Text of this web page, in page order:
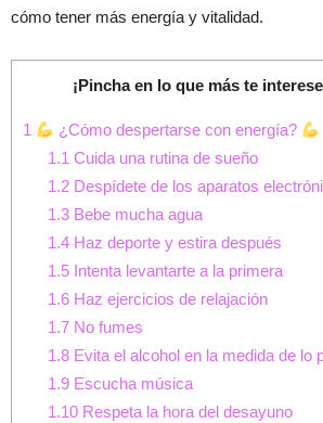
cómo tener más energía y vitalidad.
¡Pincha en lo que más te
1
¿Cómo despertarse con energía?
1.1 Cuida una rutina de sueño
1.2Despídete de los aparatos
1.3Bebe mucha agua
1.4Haz deporte y estira después
1.5Intenta levantarte a la primera
1.6Haz ejercicios de relajación
1.7No fumes
1.8Evita el alcohol en la medida de lo
1.9Escucha música
1.10Respeta la hora del desayuno